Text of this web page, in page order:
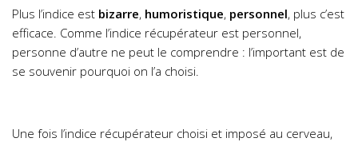
Plus l’indice est bizarre, humoristique, personnel, plus c’est
efficace. Comme l’indice récupérateur est personnel,
personne d’autre ne peut le comprendre : l’important est de
se souvenir pourquoi on l’a choisi.
Une fois l’indice récupérateur choisi et imposé au cerveau,